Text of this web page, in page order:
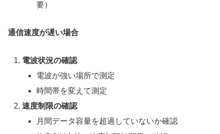
要）
通信速度が遅い場合
電波状況の確認
電波が強い場所で測定
時間帯を変えて測定
速度制限の確認
月間データ容量を超過していないか確認